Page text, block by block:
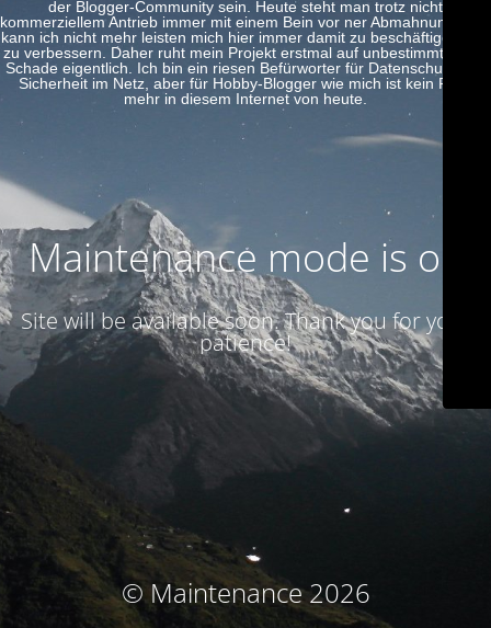
der Blogger-Community sein. Heute steht man trotz nicht
kommerziellem Antrieb immer mit einem Bein vor ner Abmahnung. Das
kann ich nicht mehr leisten mich hier immer damit zu beschäftigen und
zu verbessern. Daher ruht mein Projekt erstmal auf unbestimmte Zeit.
Schade eigentlich. Ich bin ein riesen Befürworter für Datenschutz und
Sicherheit im Netz, aber für Hobby-Blogger wie mich ist kein Platz
mehr in diesem Internet von heute.
Maintenance mode is on
Site will be available soon. Thank you for your
patience!
© Maintenance 2026